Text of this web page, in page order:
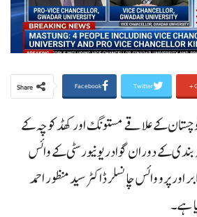
Share Facebook Twitter
کے علاقے مستونگ اور کھڈکوچہ کے
کے دوران گوادر یونیورسٹی کے وائس
اور پرو وائس چانسلر ڈاکٹر سید منظور احمد
ہے۔